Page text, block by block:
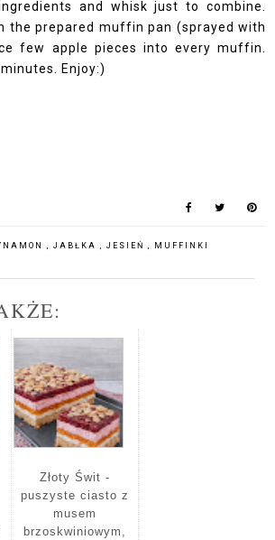
and whisk just to combine.
the prepared muffin pan (sprayed with
few apple pieces into every muffin.
Enjoy:)
JABŁKA JESIEŃ MUFFINKI
Złoty Świt -
puszyste ciasto z
musem
brzoskwiniowym,